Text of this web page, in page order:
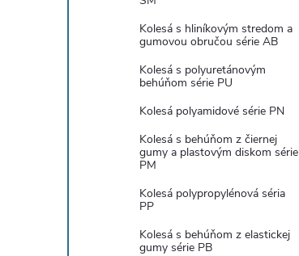
Kolesá s hliníkovým stredom a
gumovou obručou série AB
Kolesá s polyuretánovým
behúňom série PU
Kolesá polyamidové série PN
Kolesá s behúňom z čiernej
gumy a plastovým diskom série
PM
Kolesá polypropylénová séria
PP
Kolesá s behúňom z elastickej
gumy série PB